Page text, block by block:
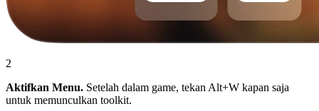
2
Aktifkan Menu. Setelah dalam game, tekan Alt+W kapan saja
untuk memunculkan toolkit.